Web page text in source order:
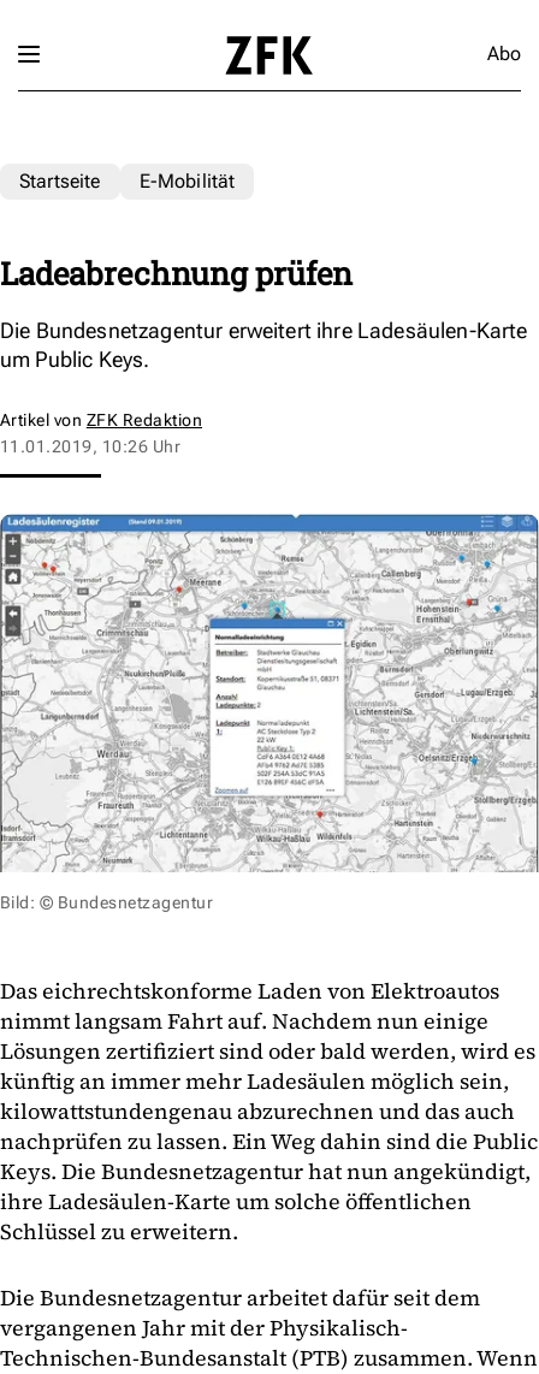
Abo
Startseite E-Mobilität
Ladeabrechnung prüfen
Die Bundesnetzagentur erweitert ihre Ladesäulen-Karte
um Public Keys.
Artikel von ZFK Redaktion
11.01.2019, 10:26 Uhr
Bild: © Bundesnetzagentur
Das eichrechtskonforme Laden von Elektroautos
nimmt langsam Fahrt auf. Nachdem nun einige
Lösungen zertifiziert sind oder bald werden, wird es
künftig an immer mehr Ladesäulen möglich sein,
kilowattstundengenau abzurechnen und das auch
nachprüfen zu lassen. Ein Weg dahin sind die Public
Keys. Die Bundesnetzagentur hat nun angekündigt,
ihre Ladesäulen-Karte um solche öffentlichen
Schlüssel zu erweitern.
Die Bundesnetzagentur arbeitet dafür seit dem
vergangenen Jahr mit der Physikalisch-
Technischen-Bundesanstalt (PTB) zusammen. Wenn